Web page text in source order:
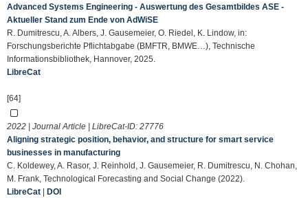
Advanced Systems Engineering - Auswertung des Gesamtbildes ASE -
Aktueller Stand zum Ende von AdWiSE
R. Dumitrescu, A. Albers, J. Gausemeier, O. Riedel, K. Lindow, in:
Forschungsberichte Pflichtabgabe (BMFTR, BMWE…), Technische
Informationsbibliothek, Hannover, 2025.
LibreCat
[64]
2022 | Journal Article | LibreCat-ID: 27776
Aligning strategic position, behavior, and structure for smart service
businesses in manufacturing
C. Koldewey, A. Rasor, J. Reinhold, J. Gausemeier, R. Dumitrescu, N. Chohan,
M. Frank, Technological Forecasting and Social Change (2022).
LibreCat
DOI